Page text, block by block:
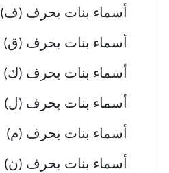
أسماء بنات بحرف (ف)
أسماء بنات بحرف (ق)
أسماء بنات بحرف (ك)
أسماء بنات بحرف (ل)
أسماء بنات بحرف (م)
أسماء بنات بحرف (ن)